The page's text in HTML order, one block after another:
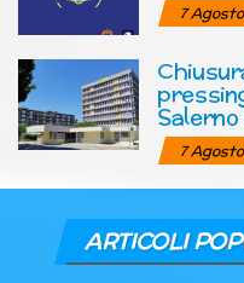
7
7
ARTICOLI